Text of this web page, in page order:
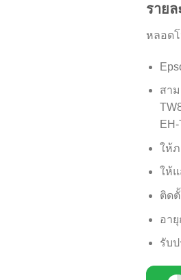
รายล
หลอดโ
สา
ให้
ให้
ติด
อา
รับ